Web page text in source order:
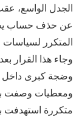
الجدل الواسع،
عن حذف حساب
المتكرر لسياسات
وجاء هذا القرار
وضجة كبرى داخل
ومعطيات وصفت بـ
متكررة استهدفت